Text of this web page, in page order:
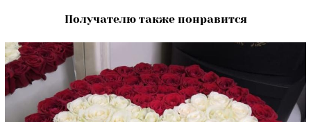
Получателю также понравится